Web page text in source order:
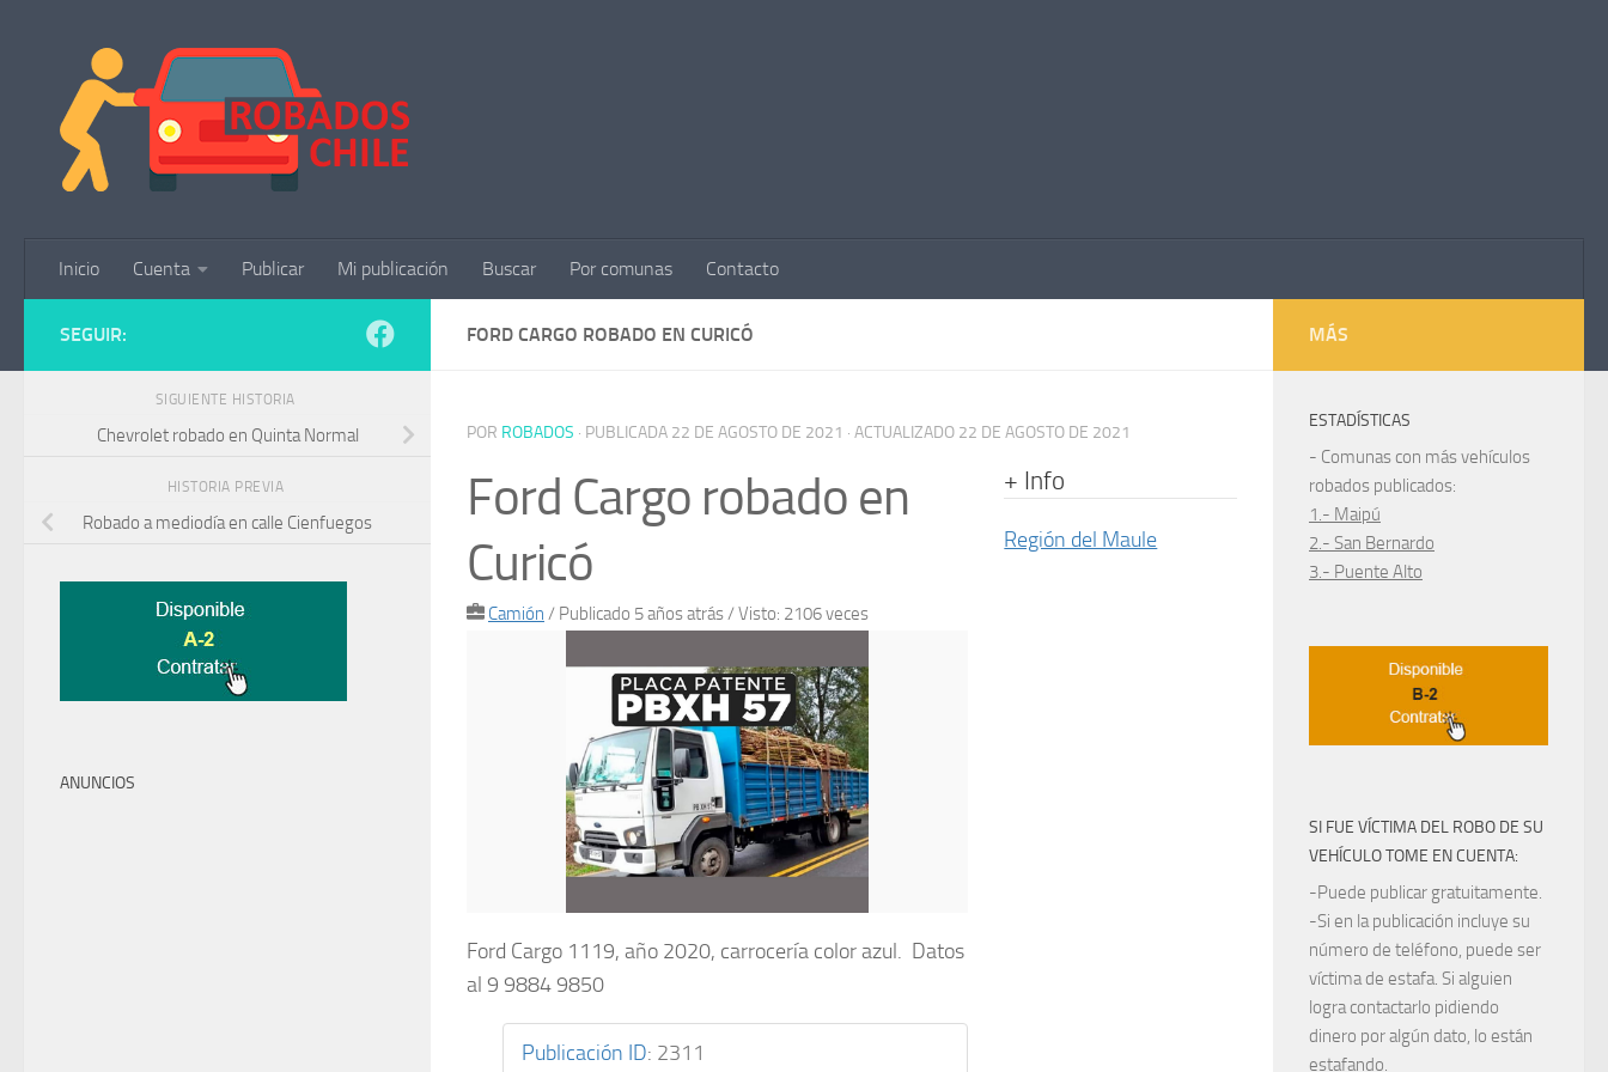
Inicio Cuenta Publicar Mi publicación Buscar Por comunas Contacto
FORD CARGO ROBADO EN CURICÓ
POR ROBADOS · PUBLICADA 22 DE AGOSTO DE 2021 · ACTUALIZADO 22 DE AGOSTO DE 2021
Ford Cargo robado en
Curicó
Camión / Publicado 5 años atrás/ Visto: 2106 veces
Ford Cargo 1119, año 2020, carrocería color azul. Datos
al 9 9884 9850
Publicación ID: 2311
+ Info
Región del Maule
SEGUIR:
SIGUIENTE HISTORIA
Chevrolet robado en Quinta Normal
HISTORIA PREVIA
Robado a mediodía en calle Cienfuegos
ANUNCIOS
MÁS
ESTADÍSTICAS
- Comunas con más vehículos
robados publicados:
1.- Maipú
2.- San Bernardo
3.- Puente Alto
SI FUE VÍCTIMA DEL ROBO DE SU
VEHÍCULO TOME EN CUENTA:
-Puede publicar gratuitamente.
-Si en la publicación incluye su
número de teléfono, puede ser
víctima de estafa. Si alguien
logra contactarlo pidiendo
dinero por algún dato, lo están
estafando.